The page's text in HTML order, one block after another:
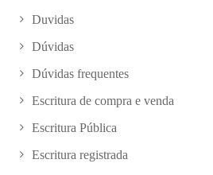
Duvidas
Dúvidas
Dúvidas frequentes
Escritura de compra e venda
Escritura Pública
Escritura registrada